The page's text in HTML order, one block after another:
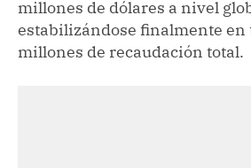
millones de dólares a nivel
estabilizándose finalmente en
millones de recaudación total.